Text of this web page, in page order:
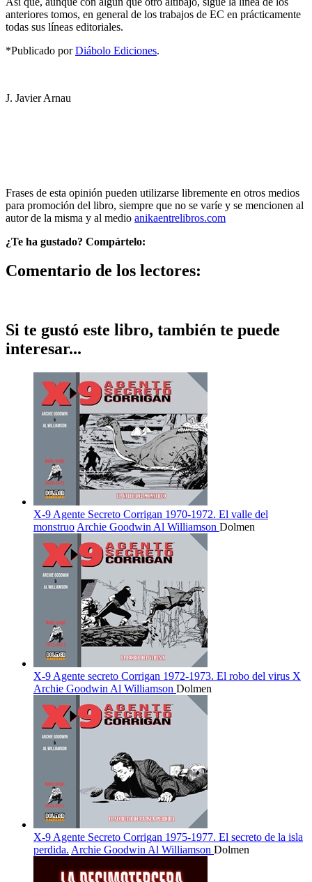
anteriores tomos, en general de los trabajos de EC en prácticamente
todas sus líneas editoriales.
*Publicado porDiábolo Ediciones.
J. Javier Arnau
Frases de esta opinión pueden utilizarse libremente en otros medios
para promoción del libro, siempre que no se varíe y se mencionen al
autor de la misma y al medio anikaentrelibros.com
¿Te ha gustado? Compártelo:
Comentario de los lectores:
Si te gustó este libro, también te puede
interesar...
X-9 Agente Secreto Corrigan 1970-1972. El valle del
monstruo Archie Goodwin Al Williamson Dolmen
X-9 Agente secreto Corrigan 1972-1973. El robo del virus X
Archie Goodwin Al Williamson Dolmen
X-9 Agente Secreto Corrigan 1975-1977. El secreto de la isla
perdida. Archie Goodwin Al Williamson Dolmen